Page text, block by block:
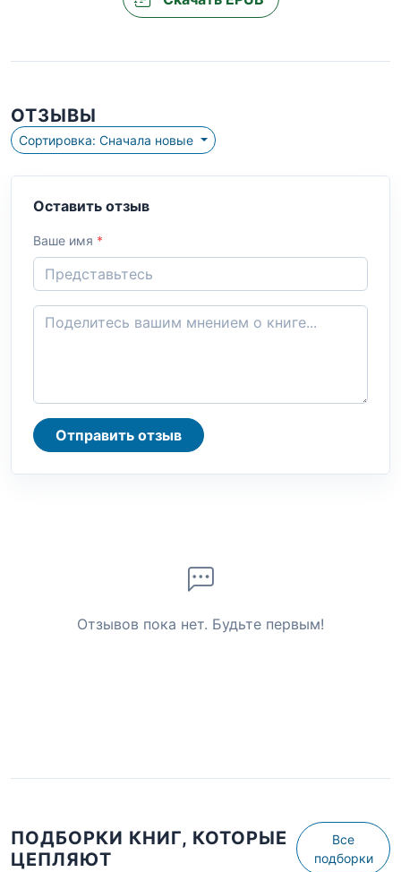
ОТЗЫВЫ
Сортировка: Сначала новые
Оставить отзыв
Ваше имя *
Отправить отзыв
Отзывов пока нет. Будьте первым!
ПОДБОРКИ КНИГ, КОТОРЫЕ
ЦЕПЛЯЮТ
Все
подборки